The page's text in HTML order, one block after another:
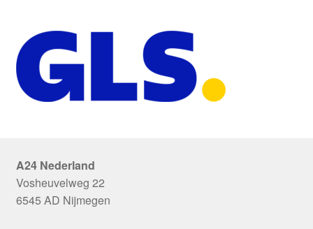
A24 Nederland
Vosheuvelweg 22
6545 AD Nijmegen